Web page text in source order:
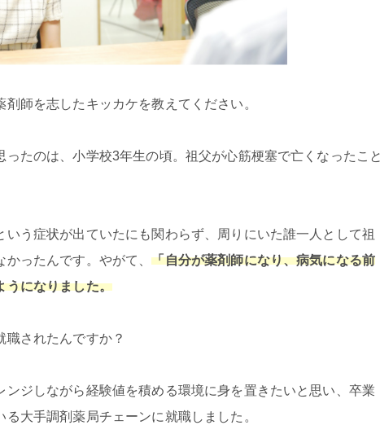
師を志したキッカケを教えてください。
ったのは、小学校3年生の頃。祖父が心筋梗塞で亡くなったこ
う症状が出ていたにも関わらず、周りにいた誰一人として祖
かったんです。やがて、「自分が薬剤師になり、病気になる前
うになりました。
職されたんですか？
ンジしながら経験値を積める環境に身を置きたいと思い、卒業
大手調剤薬局チェーンに就職しました。